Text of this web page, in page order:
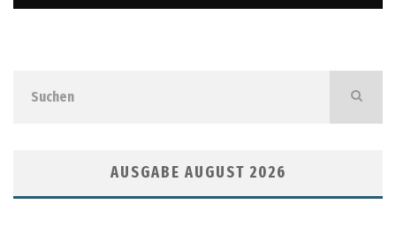
AUSGABE AUGUST 2026